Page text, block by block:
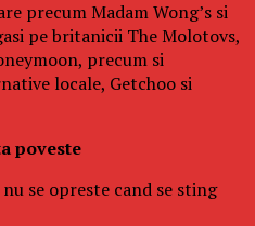
precum Madam Wong’s si
pe britanicii The Molotovs,
precum si
locale, Getchoo si
poveste
se opreste cand se sting